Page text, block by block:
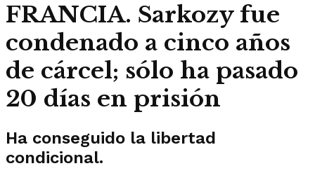
FRANCIA. Sarkozy fue
condenado a cinco años
de cárcel; sólo ha pasado
20 días en prisión
Ha conseguido la libertad
condicional.